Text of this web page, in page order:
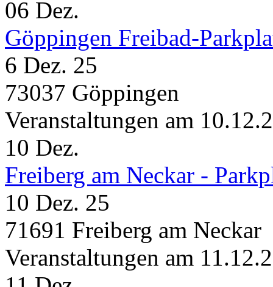
06 Dez.
Göppingen Freibad-
6 Dez. 25
73037 Göppingen
Veranstaltungen am
10 Dez.
Freiberg am Neckar -
10 Dez. 25
71691 Freiberg am Neckar
Veranstaltungen am